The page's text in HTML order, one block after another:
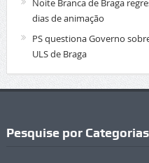
Noite Branca de Braga
dias de animação
PS questiona Governo
ULS de Braga
Pesquise por